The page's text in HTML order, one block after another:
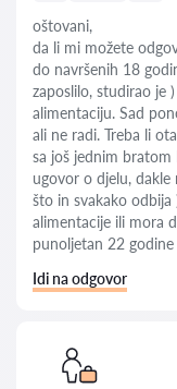
oštovani,
da li mi možete
do navršenih 18
zaposlilo, studirao je
alimentaciju. Sad
ali ne radi. Treba li
sa još jednim
ugovor o djelu, dakle
što in svakako
alimentacije ili mora
punoljetan 22 godine
Idi na odgovor